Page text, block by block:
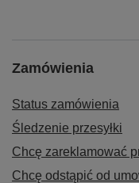
Zamówienia
Status zamówienia
Śledzenie przesyłki
Chcę zareklamować
Chcę odstąpić od